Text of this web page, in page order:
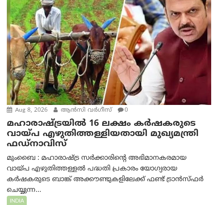
Aug 8, 2026 ആന്‍സി വര്‍ഗീസ് 0
മഹാരാഷ്ട്രയിൽ 16 ലക്ഷം കർഷകരുടെ
വായ്പ എഴുതിത്തള്ളിയതായി മുഖ്യമന്ത്രി
ഫഡ്‌നാവിസ്
മുംബൈ : മഹാരാഷ്ട്ര സർക്കാരിന്റെ അഭിമാനകരമായ
വായ്പ എഴുതിത്തള്ളൽ പദ്ധതി പ്രകാരം യോഗ്യരായ
കർഷകരുടെ ബാങ്ക് അക്കൗണ്ടുകളിലേക്ക് ഫണ്ട് ട്രാൻസ്ഫർ
ചെയ്യുന്ന...
INDIA